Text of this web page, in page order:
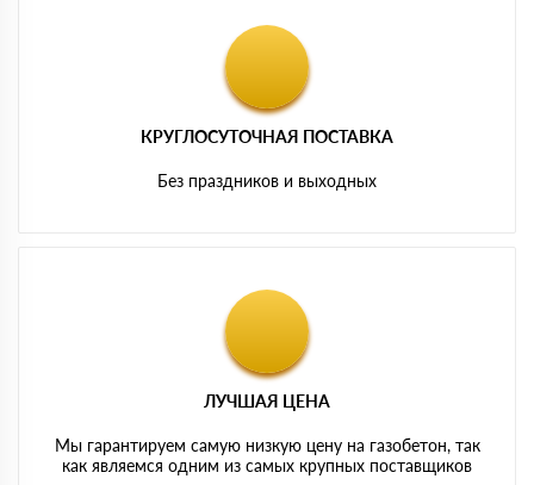
КРУГЛОСУТОЧНАЯ ПОСТАВКА
Без праздников и выходных
ЛУЧШАЯ ЦЕНА
Мы гарантируем самую низкую цену на газобетон, так
как являемся одним из самых крупных поставщиков